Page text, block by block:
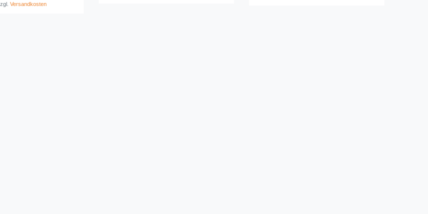
Versandkosten